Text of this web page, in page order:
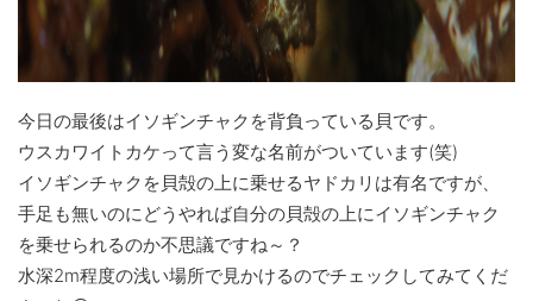
今日の最後はイソギンチャクを背負っている貝です。
ウスカワイトカケって言う変な名前がついています(笑)
イソギンチャクを貝殻の上に乗せるヤドカリは有名ですが、
手足も無いのにどうやれば自分の貝殻の上にイソギンチャク
を乗せられるのか不思議ですね～？
水深2m程度の浅い場所で見かけるのでチェックしてみてくだ